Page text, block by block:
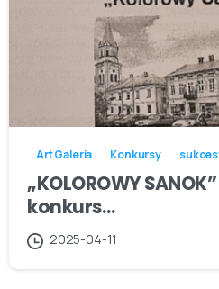
Art Galeria Konkursy
„KOLOROWY
konkurs…
2025-04-11